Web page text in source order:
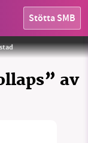
Stötta SMB
av